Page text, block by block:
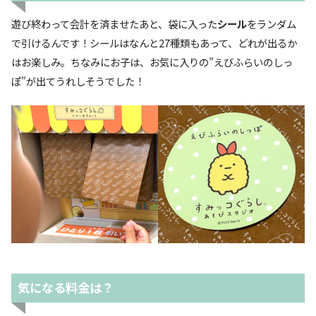
遊び終わって会計を済ませたあと、袋に入ったシールをランダム
で引けるんです！シールはなんと27種類もあって、どれが出るか
はお楽しみ。ちなみにお子は、お気に入りの”えびふらいのしっ
ぽ”が出てうれしそうでした！
気になる料金は？